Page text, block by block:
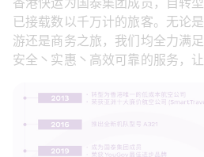
已接载数以千万计的旅客。无论
游还是商务之旅，我们均全力满
安全丶实惠丶高效可靠的服务，